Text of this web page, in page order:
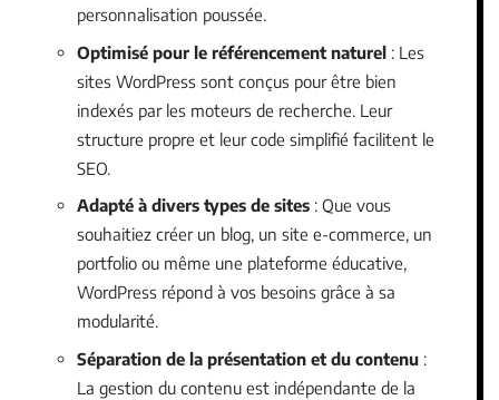
personnalisation poussée.
Optimisé pour le référencement naturel : Les
sites WordPress sont conçus pour être bien
indexés par les moteurs de recherche. Leur
structure propre et leur code simplifié facilitent le
SEO.
Adapté à divers types de sites : Que vous
souhaitiez créer un blog, un site e-commerce, un
portfolio ou même une plateforme éducative,
WordPress répond à vos besoins grâce à sa
modularité.
Séparation de la présentation et du contenu :
La gestion du contenu est indépendante de la